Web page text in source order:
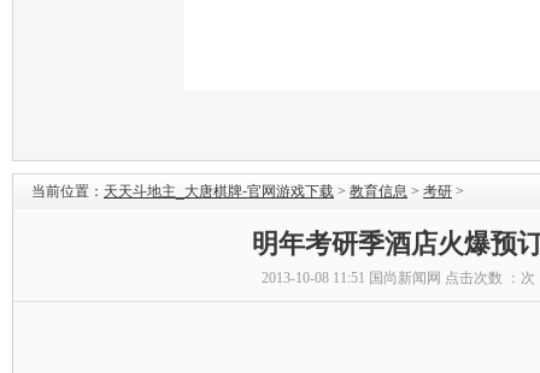
当前位置： 天天斗地主_大唐棋牌-官网游戏下载 > 教育信息 > 考研 >
明年考研季酒店火爆预
2013-10-08 11:51 国尚新闻网 点击次数 ： 次